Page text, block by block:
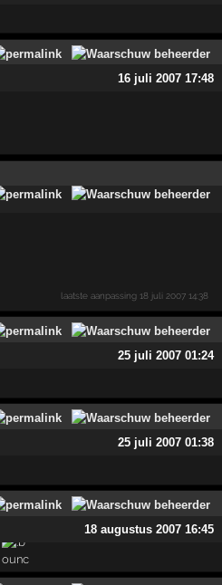
16 juli 2007 17:48
laatste aanpassing18 juli 2007 14:38
25 juli 2007 01:24
25 juli 2007 01:38
18 augustus 2007 16:45